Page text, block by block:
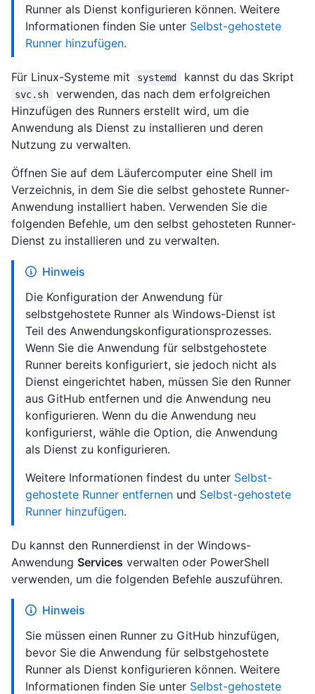
Runner als Dienst konfigurieren können. Weitere
Informationen finden Sie unter Selbst-gehostete
Runner hinzufügen.
Für Linux-Systeme mit systemd kannst du das Skript
svc.sh
verwenden, das nach dem erfolgreichen
Hinzufügen des Runners erstellt wird, um die
Anwendung als Dienst zu installieren und deren
Nutzung zu verwalten.
Öffnen Sie auf dem Läufercomputer eine Shell im
Verzeichnis, in dem Sie die selbst gehostete Runner-
Anwendung installiert haben. Verwenden Sie die
folgenden Befehle, um den selbst gehosteten Runner-
Dienst zu installieren und zu verwalten.
Hinweis
Die Konfiguration der Anwendung für
selbstgehostete Runner als Windows-Dienst ist
Teil des Anwendungskonfigurationsprozesses.
Wenn Sie die Anwendung für selbstgehostete
Runner bereits konfiguriert, sie jedoch nicht als
Dienst eingerichtet haben, müssen Sie den Runner
aus GitHub entfernen und die Anwendung neu
konfigurieren. Wenn du die Anwendung neu
konfigurierst, wähle die Option, die Anwendung
als Dienst zu konfigurieren.
Weitere Informationen findest du unter Selbst-
gehostete Runner entfernen und Selbst-gehostete
Runner hinzufügen.
Du kannst den Runnerdienst in der Windows-
Anwendung Services verwalten oder PowerShell
verwenden, um die folgenden Befehle auszuführen.
Hinweis
Sie müssen einen Runner zu GitHub hinzufügen,
bevor Sie die Anwendung für selbstgehostete
Runner als Dienst konfigurieren können. Weitere
Informationen finden Sie unter Selbst-gehostete